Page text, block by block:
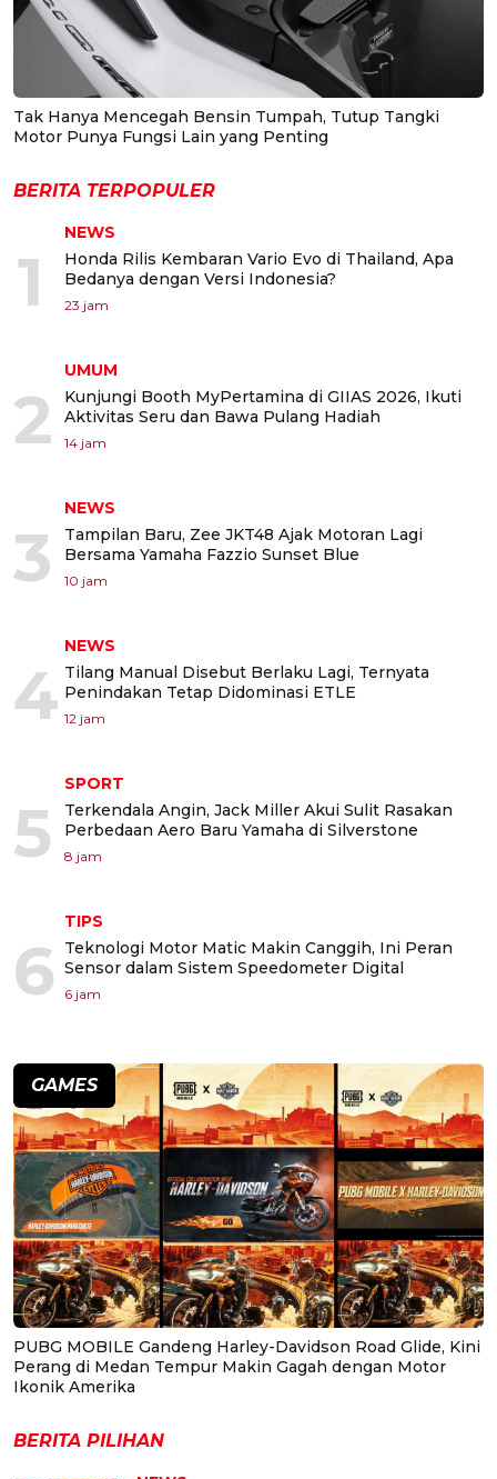
Tak Hanya Mencegah Bensin Tumpah, Tutup Tangki
Motor Punya Fungsi Lain yang Penting
BERITA TERPOPULER
1
NEWS
Honda Rilis Kembaran Vario Evo di Thailand, Apa
Bedanya dengan Versi Indonesia?
23 jam
2
UMUM
Kunjungi Booth MyPertamina di GIIAS 2026, Ikuti
Aktivitas Seru dan Bawa Pulang Hadiah
14 jam
3
NEWS
Tampilan Baru, Zee JKT48 Ajak Motoran Lagi
Bersama Yamaha Fazzio Sunset Blue
10 jam
4
NEWS
Tilang Manual Disebut Berlaku Lagi, Ternyata
Penindakan Tetap Didominasi ETLE
12 jam
5
SPORT
Terkendala Angin, Jack Miller Akui Sulit Rasakan
Perbedaan Aero Baru Yamaha di Silverstone
8 jam
6
TIPS
Teknologi Motor Matic Makin Canggih, Ini Peran
Sensor dalam Sistem Speedometer Digital
6 jam
GAMES
PUBG MOBILE Gandeng Harley-Davidson Road Glide, Kini
Perang di Medan Tempur Makin Gagah dengan Motor
Ikonik Amerika
BERITA PILIHAN